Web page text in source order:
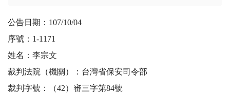
公告日期：107/10/04
序號：1-1171
姓名：李宗文
裁判法院（機關）：台灣省保安司令部
裁判字號：（42）審三字第84號